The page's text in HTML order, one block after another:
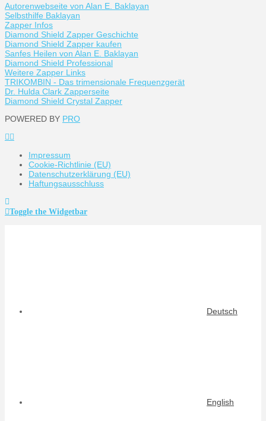
Autorenwebseite von Alan E. Baklayan
Selbsthilfe Baklayan
Zapper Infos
Diamond Shield Zapper Geschichte
Diamond Shield Zapper kaufen
Sanfes Heilen von Alan E. Baklayan
Diamond Shield Professional
Weitere Zapper Links
TRIKOMBIN - Das trimensionale Frequenzgerät
Dr. Hulda Clark Zapperseite
Diamond Shield Crystal Zapper
POWERED BY PRO
Impressum
Cookie-Richtlinie (EU)
Datenschutzerklärung (EU)
Haftungsausschluss
Toggle the Widgetbar
Deutsch
English